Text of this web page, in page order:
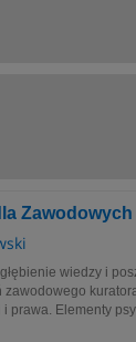
wiedzy i
prawa. Elementy